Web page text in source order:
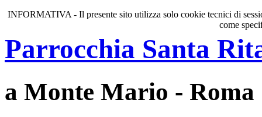
INFORMATIVA - Il presente sito utilizza solo cookie tecnici di
come
Parrocchia Santa
a Monte Mario - Roma